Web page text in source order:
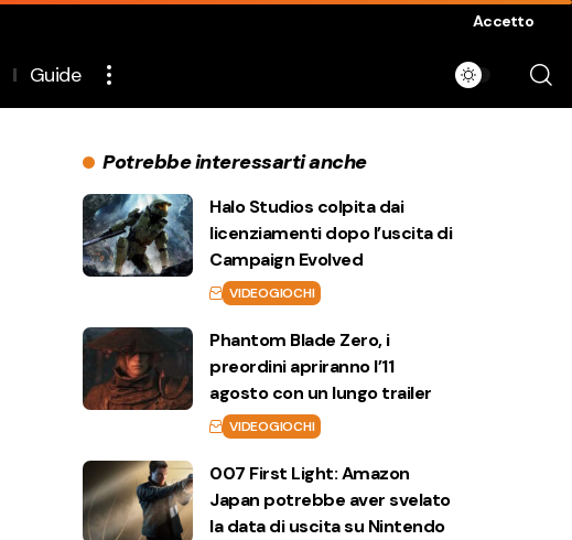
Accetto
Guide
Potrebbe interessarti anche
Halo Studios colpita dai
licenziamenti dopo l’uscita di
Campaign Evolved
VIDEOGIOCHI
Phantom Blade Zero, i
preordini apriranno l’11
agosto con un lungo trailer
VIDEOGIOCHI
007 First Light: Amazon
Japan potrebbe aver svelato
la data di uscita su Nintendo